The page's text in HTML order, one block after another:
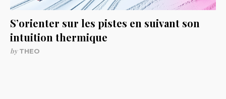
S’orienter sur les pistes en suivant son
intuition thermique
byTHEO